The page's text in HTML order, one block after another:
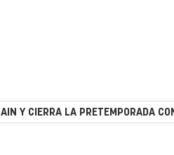
Y CIERRA LA PRETEMPORADA